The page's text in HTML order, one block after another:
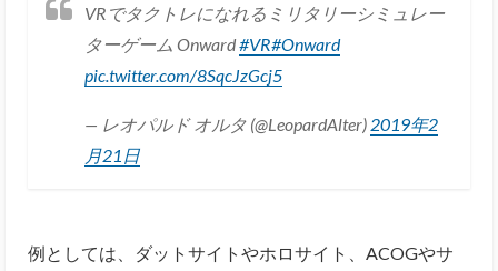
VRでタクトレになれるミリタリーシミュレー
ターゲーム Onward#VR#Onward
pic.twitter.com/8SqcJzGcj5
— レオパルド オルタ (@LeopardAlter) 2019年2
月21日
例としては、ダットサイトやホロサイト、ACOGやサ